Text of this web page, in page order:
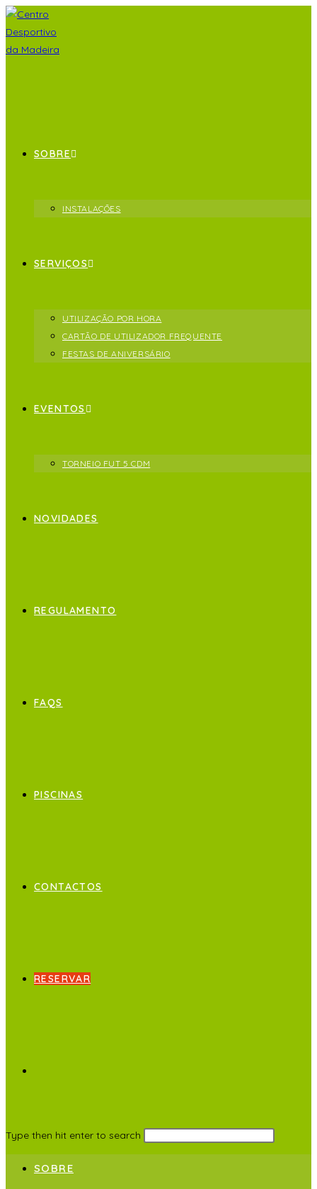
SOBRE
INSTALAÇÕES
SERVIÇOS
UTILIZAÇÃO POR HORA
CARTÃO DE UTILIZADOR FREQUENTE
FESTAS DE ANIVERSÁRIO
EVENTOS
TORNEIO FUT 5 CDM
NOVIDADES
REGULAMENTO
FAQS
PISCINAS
CONTACTOS
RESERVAR
Type then hit enter to search
SOBRE